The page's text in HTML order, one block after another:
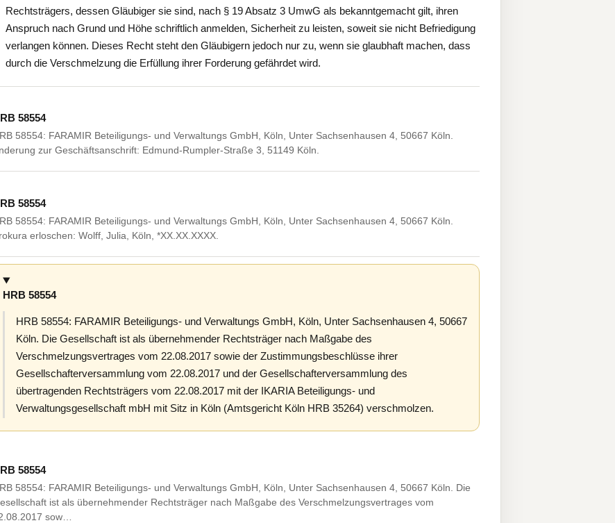
Rechtsträgers, dessen Gläubiger sie sind, nach § 19 Absatz 3 UmwG als bekanntgemacht gilt, ihren
Anspruch nach Grund und Höhe schriftlich anmelden, Sicherheit zu leisten, soweit sie nicht Befriedigung
verlangen können. Dieses Recht steht den Gläubigern jedoch nur zu, wenn sie glaubhaft machen, dass
durch die Verschmelzung die Erfüllung ihrer Forderung gefährdet wird.
58554
58554: FARAMIR Beteiligungs- und Verwaltungs GmbH, Köln, Unter Sachsenhausen 4, 50667 Köln.
zur Geschäftsanschrift: Edmund-Rumpler-Straße 3, 51149 Köln.
58554
58554: FARAMIR Beteiligungs- und Verwaltungs GmbH, Köln, Unter Sachsenhausen 4, 50667 Köln.
erloschen: Wolff, Julia, Köln, *XX.XX.XXXX.
HRB 58554
HRB 58554: FARAMIR Beteiligungs- und Verwaltungs GmbH, Köln, Unter Sachsenhausen 4, 50667
Köln. Die Gesellschaft ist als übernehmender Rechtsträger nach Maßgabe des
Verschmelzungsvertrages vom 22.08.2017 sowie der Zustimmungsbeschlüsse ihrer
Gesellschafterversammlung vom 22.08.2017 und der Gesellschafterversammlung des
übertragenden Rechtsträgers vom 22.08.2017 mit der IKARIA Beteiligungs- und
Verwaltungsgesellschaft mbH mit Sitz in Köln (Amtsgericht Köln HRB 35264) verschmolzen.
58554
58554: FARAMIR Beteiligungs- und Verwaltungs GmbH, Köln, Unter Sachsenhausen 4, 50667 Köln. Die
ist als übernehmender Rechtsträger nach Maßgabe des Verschmelzungsvertrages vom
sow…